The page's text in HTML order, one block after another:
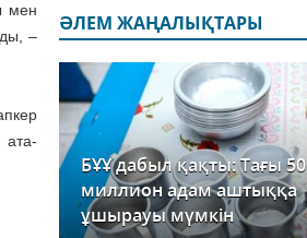
мен
–
ата-
ӘЛЕМ ЖАҢАЛЫҚТАРЫ
БҰҰ дабыл қақты: Тағы 50
миллион адам аштыққа
ұшырауы мүмкін